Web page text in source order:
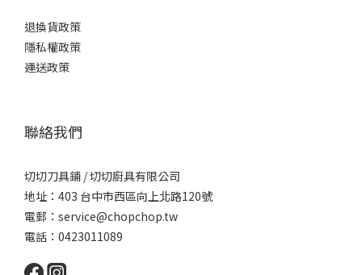
退換貨政策
隱私權政策
運送政策
聯絡我們
切切刀具鋪 / 切切廚具有限公司
地址：403 台中市西區向上北路120號
電郵：service@chopchop.tw
電話：0423011089